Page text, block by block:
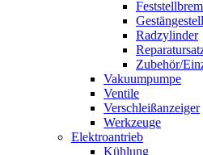
Radzylinder
Zubehör/
Vakuumpumpe
Ventile
Verschleißanzeiger
Werkzeuge
Elektroantrieb
Kühlung